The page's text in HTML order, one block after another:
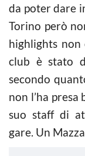
da poter dare
Torino però
highlights non
club è stato
secondo
non l’ha
suo staff di
gare. Un